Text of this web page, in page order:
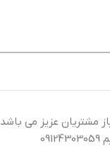
مشتریان عزیز می باشد